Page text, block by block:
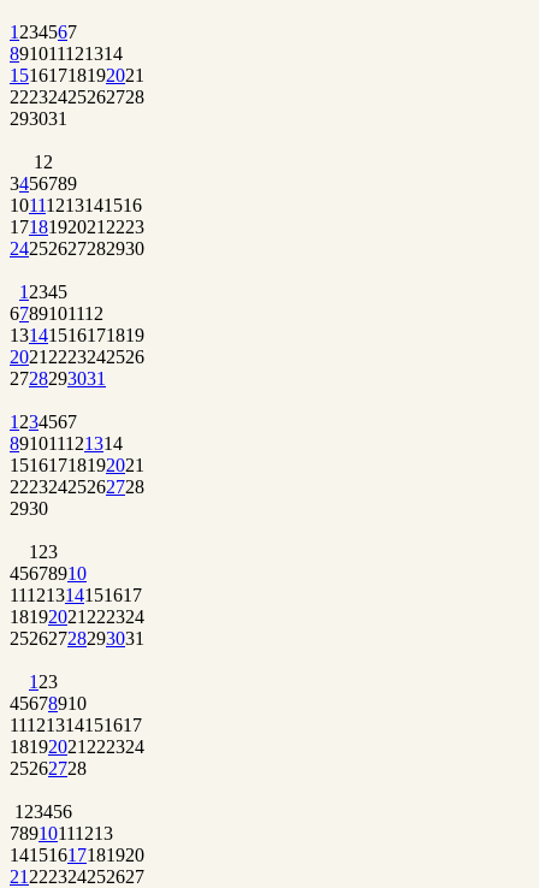
1 234567
891011121314
15161718192021
22232425262728
293031
1 2
3456789
10111213141516
1718192021 2223
24252627282930
1 2345
6789101112
13141516171819
2021 2223242526
2728293031
1 234567
891011121314
15161718192021
22232425262728
2930
1 23
45678910
11121314151617
18192021 222324
25262728293031
1 23
45678910
11121314151617
18192021 222324
25262728
1 23456
78910111213
14151617181920
21 222324252627